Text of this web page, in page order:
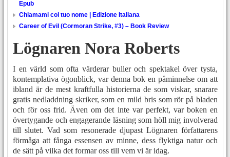
Epub
Chiamami col tuo nome | Edizione Italiana
Career of Evil (Cormoran Strike, #3) – Book Review
Lögnaren Nora Roberts
I en värld som ofta värderar buller och spektakel över tysta,
kontemplativa ögonblick, var denna bok en påminnelse om att
ibland är de mest kraftfulla historierna de som viskar, snarare
gratis nedladdning skriker, som en mild bris som rör på bladen
och för oss frid. Även om det inte var perfekt, var boken en
övertygande och engagerande läsning som höll mig involverad
till slutet. Vad som resonerade djupast Lögnaren författarens
förmåga att fånga essensen av minne, dess flyktiga natur och
de sätt på vilka det formar oss till vem vi är idag.